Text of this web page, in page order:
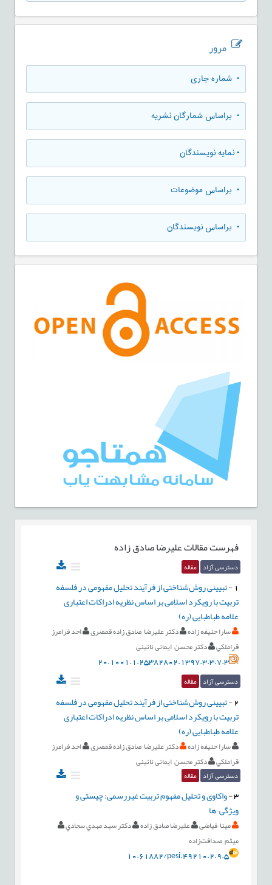
مرور
• شماره جاری
• براساس شمارگان نشریه
•نمایه نویسندگان
• براساس موضوعات
• براساس نویسندگان
فهرست مقالاتعلیرضا صادق زاده
دسترسی آزاد مقاله
-تبیینی روش‌شناختی از فرآیند تحلیل مفهومی در فلسفه
تربیت با رویکرد اسلامی بر اساس نظریه ادراكات اعتباری
علامه طباطبایی (ره)
سارا حنيفه زاده دکتر علیرضا صادق زاده قمصری
احد فرامرز
قراملكي
دکتر محسن ایمانی نائینی
20.1001.1.25382802.1397.3.3.7.3
دسترسی آزاد مقاله
2
-تبیینی روش‌شناختی از فرآیند تحلیل مفهومی در فلسفه
تربیت با رویکرد اسلامی بر اساس نظریه ادراكات اعتباری
علامه طباطبایی (ره)
سارا حنيفه زاده دکتر علیرضا صادق زاده قمصری
احد فرامرز
قراملكي
دکتر محسن ایمانی نائینی
دسترسی آزاد مقاله
3
-واکاوی و تحلیل مفهوم تربیت غیررسمی: چیستی و
ویژگی¬ها
مینا فیاضی علیرضا صادق زاده
دكتر سيد مهدي سجادي
میثم صداقت‌زاده
10.61882/pesi.49210.2.9.5